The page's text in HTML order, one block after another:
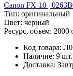
Canon FX-10 |
Тип: оригинальный
Цвет: черный
Ресурс, объем: 2000
Код товара:
Наличие: 9 шт.
Доставка: